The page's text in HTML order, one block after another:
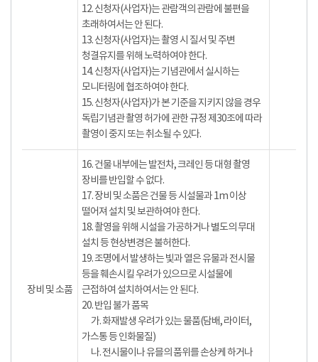
12. 신청자(사업자)는 관람객의 관람에 불편을
초래하여서는 안 된다.
13. 신청자(사업자)는 촬영 시 질서 및 주변
청결유지를 위해 노력하여야 한다.
14. 신청자(사업자)는 기념관에서 실시하는
모니터링에 협조하여야 한다.
15. 신청자(사업자)가 본 기준을 지키지 않을 경우
독립기념관 촬영 허가에 관한 규정 제30조에 따라
촬영이 중지 또는 취소될 수 있다.
장비 및 소품
16. 건물 내부에는 발전차, 크레인 등 대형 촬영
장비를 반입할 수 없다.
17. 장비 및 소품은 건물 등 시설물과 1m 이상
떨어져 설치 및 보관하여야 한다.
18. 촬영을 위해 시설을 가공하거나 별도의 무대
설치 등 현상변경은 불허한다.
19. 조명에서 발생하는 빛과 열은 유물과 전시물
등을 훼손시킬 우려가 있으므로 시설물에
근접하여 설치하여서는 안 된다.
20. 반입 불가 품목
가. 화재발생 우려가 있는 물품(담배, 라이터,
가스통 등 인화물질)
나. 전시물이나 유믈의 품위를 손상케 하거나